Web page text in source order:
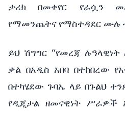
ታሪክ በመቀየር የራሷን
የማመንጨትና የማስተዳደር ሙሉ
ይህ ሽግግር “የመረጃ
ቃል በአዲስ አበባ በተከበረው
በተካሄደው ጉባኤ ላይ በጉልህ
የዲጂታል ዘመናዊነት ሥራዎች